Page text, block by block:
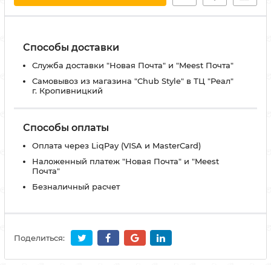
Способы доставки
Служба доставки "Новая Почта" и "Meest Почта"
Самовывоз из магазина "Chub Style" в ТЦ "Реал"
г. Кропивницкий
Способы оплаты
Оплата через LiqPay (VISA и MasterCard)
Наложенный платеж "Новая Почта" и "Meest
Почта"
Безналичный расчет
Поделиться: